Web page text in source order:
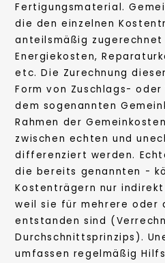
Fertigungsmaterial.
die den einzelnen
anteilsmäßig zugerechnet
Energiekosten,
etc. Die Zurechnung
Form von Zuschlags-
dem sogenannten
Rahmen der
zwischen echten und
differenziert werden.
die bereits genannten -
Kostenträgern nur
weil sie für mehrere oder
entstanden sind
Durchschnittsprinzips).
umfassen regelmäßig